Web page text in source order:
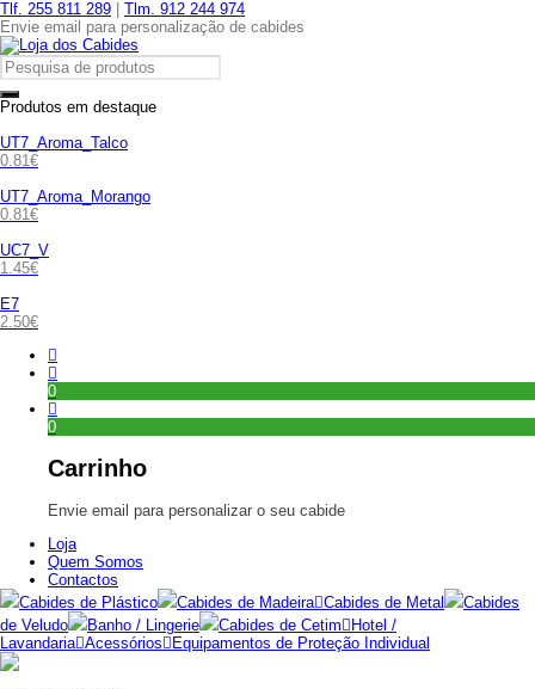
Tlf. 255 811 289
Tlm. 912 244 974
Envie email para personalização de cabides
Produtos em destaque
UT7_Aroma_Talco
0.81€
UT7_Aroma_Morango
0.81€
UC7_V
1.45€
E7
2.50€
0
0
Carrinho
Envie email para personalizar o seu cabide
Loja
Quem Somos
Contactos
Cabides de Plástico
Cabides de Madeira Cabides de Metal
Cabides
de Veludo
Banho / Lingerie Cabides de Cetim
Hotel /
Lavandaria Acessórios Equipamentos de Proteção Individual